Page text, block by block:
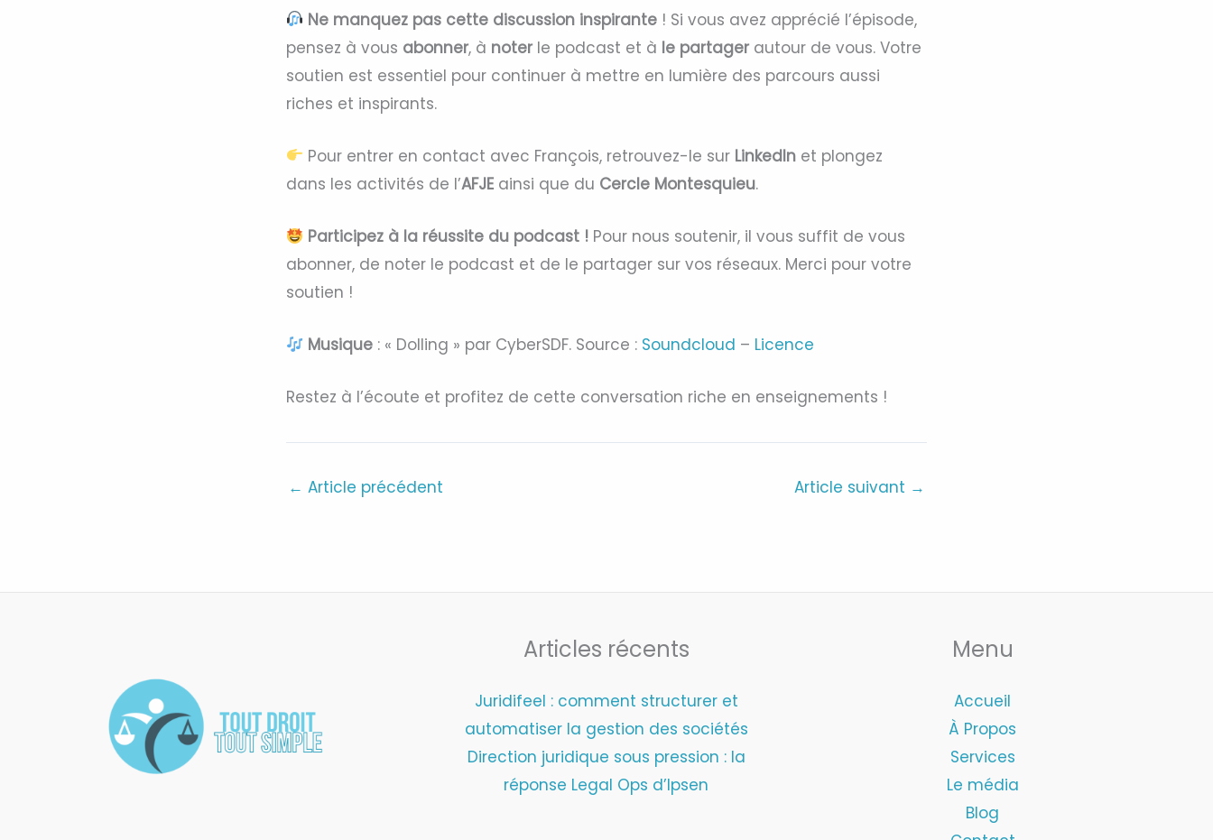
Ne manquez pas cette discussion inspirante ! Si vous avez apprécié l’épisode,
pensez à vous abonner, à noterle podcast et à le partagerautour de vous. Votre
soutien est essentiel pour continuer à mettre en lumière des parcours aussi
riches et inspirants.
Pour entrer en contact avec François, retrouvez-le sur LinkedIn et plongez
dans les activités de l’AFJE ainsi que du Cercle Montesquieu.
Participez à la réussite du podcast ! Pour nous soutenir, il vous suffit de vous
abonner, de noter le podcast et de le partager sur vos réseaux. Merci pour votre
soutien !
Musique : « Dolling » par CyberSDF. Source : Soundcloud – Licence
Restez à l’écoute et profitez de cette conversation riche en enseignements !
← Article précédent Article suivant →
Articles récents
Juridifeel : comment structurer et
automatiser la gestion des sociétés
Direction juridique sous pression : la
réponse Legal Ops d’Ipsen
Menu
Accueil
À Propos
Services
Le média
Blog